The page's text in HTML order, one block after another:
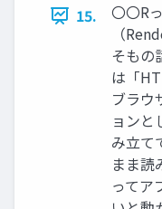
15.
〇〇R
（
そもの
は「
ブラウ
ョンと
み立て
まま
ってア